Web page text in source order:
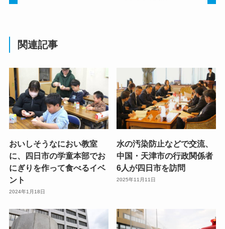
関連記事
おいしそうなにおい教室
に、四日市の学童本部でお
にぎりを作って食べるイベ
ント
2024年1月18日
水の汚染防止などで交流、
中国・天津市の行政関係者
6人が四日市を訪問
2025年11月11日